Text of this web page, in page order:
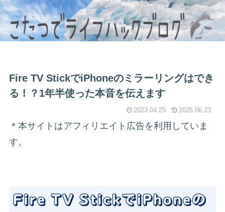
Fire TV StickでiPhoneのミラーリングはでき
る！？1年半使った本音を伝えます
2023.04.25 2025.06.23
＊本サイトはアフィリエイト広告を利用していま
す。